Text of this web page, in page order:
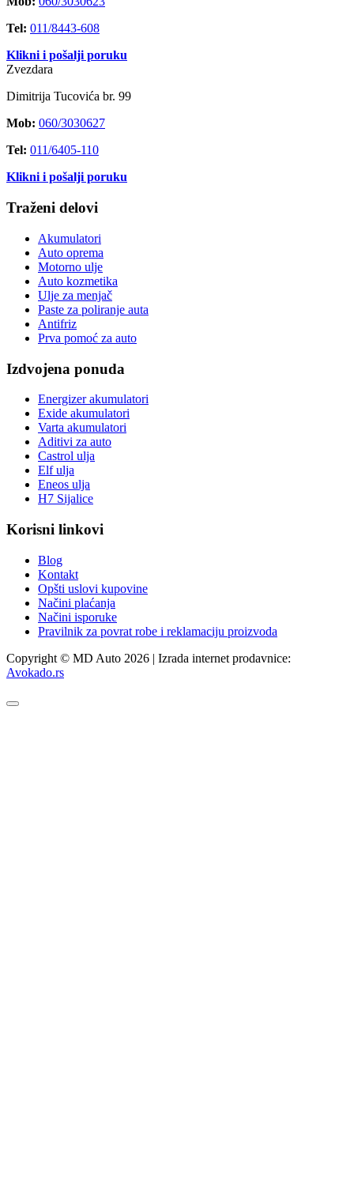
Tel: 011/8443-608
Klikni i pošalji poruku
Zvezdara
Dimitrija Tucovića br. 99
Mob: 060/3030627
Tel: 011/6405-110
Klikni i pošalji poruku
Traženi delovi
Akumulatori
Auto oprema
Motorno ulje
Auto kozmetika
Ulje za menjač
Paste za poliranje auta
Antifriz
Prva pomoć za auto
Izdvojena ponuda
Energizer akumulatori
Exide akumulatori
Varta akumulatori
Aditivi za auto
Castrol ulja
Elf ulja
Eneos ulja
H7 Sijalice
Korisni linkovi
Blog
Kontakt
Opšti uslovi kupovine
Načini plaćanja
Načini isporuke
Pravilnik za povrat robe i reklamaciju proizvoda
Copyright © MD Auto 2026 | Izrada internet prodavnice:
Avokado.rs